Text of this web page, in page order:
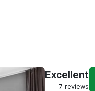
Excellent
7 reviews